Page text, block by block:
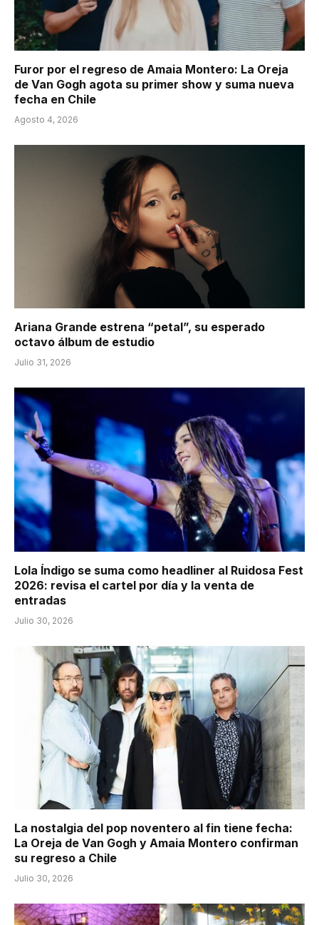
Furor por el regreso de Amaia Montero: La Oreja
de Van Gogh agota su primer show y suma nueva
fecha en Chile
Agosto 4, 2026
Ariana Grande estrena “petal”, su esperado
octavo álbum de estudio
Julio 31, 2026
Lola Índigo se suma como headliner al Ruidosa Fest
2026: revisa el cartel por día y la venta de
entradas
Julio 30, 2026
La nostalgia del pop noventero al fin tiene fecha:
La Oreja de Van Gogh y Amaia Montero confirman
su regreso a Chile
Julio 30, 2026